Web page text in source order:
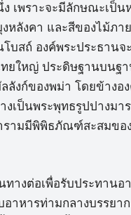
เพราะจะมีลักษณะเป็
ลังคา และสีของไม้ภา
สถ์ องค์พระประธานจ
ยใหญ่ ประดิษฐานบนฐ
งก์ของพม่า โดยข้างอ
เป็นพระพุทธรูปปางมา
ามมีพิพิธภัณฑ์สะสมขอ
างต่อเพื่อรับประทาน
อาหารท่ามกลางบรรย